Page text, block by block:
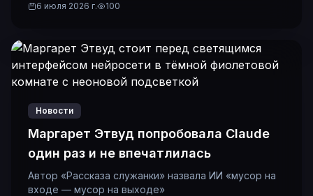
6 июля 2026 г. 100
Новости
Маргарет Этвуд попробовала Claude
один раз и не впечатлилась
Автор «Рассказа служанки» назвала ИИ «мусор на
входе — мусор на выходе»